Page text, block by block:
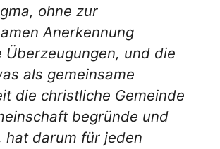
ohne zur
Anerkennung
Überzeugungen, und die
als gemeinsame
die christliche Gemeinde
begründe und
hat darum für jeden